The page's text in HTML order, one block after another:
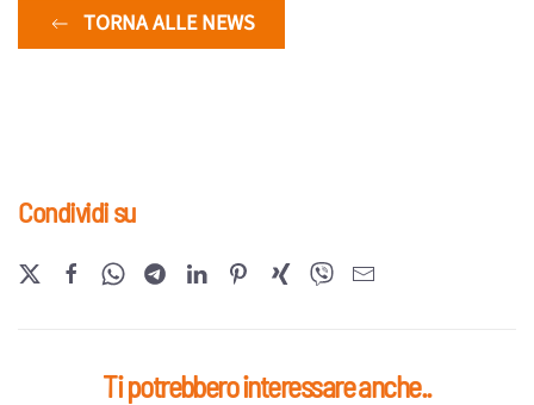
TORNA ALLE NEWS
Condividi su
Ti potrebbero interessare anche..